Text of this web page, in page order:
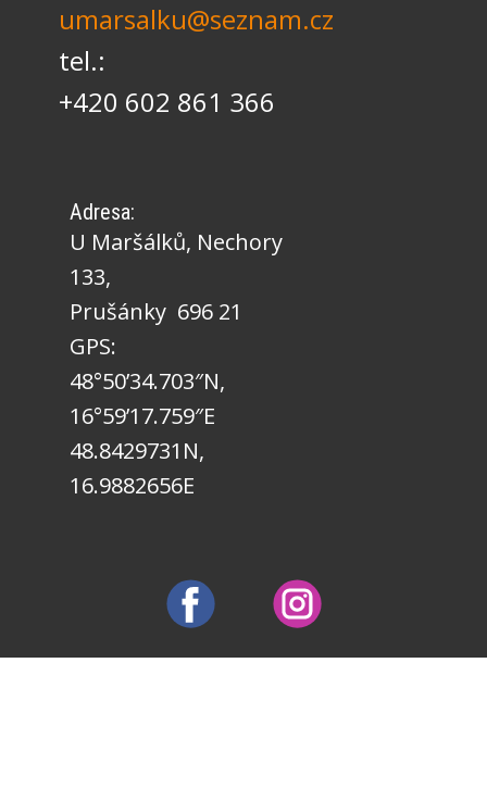
umarsalku@seznam.cz
tel.:
+420 602 861 366
Adresa:
U Maršálků, Nechory
133,
Prušánky 696 21
GPS:
48°50’34.703″N,
16°59’17.759″E
48.8429731N,
16.9882656E